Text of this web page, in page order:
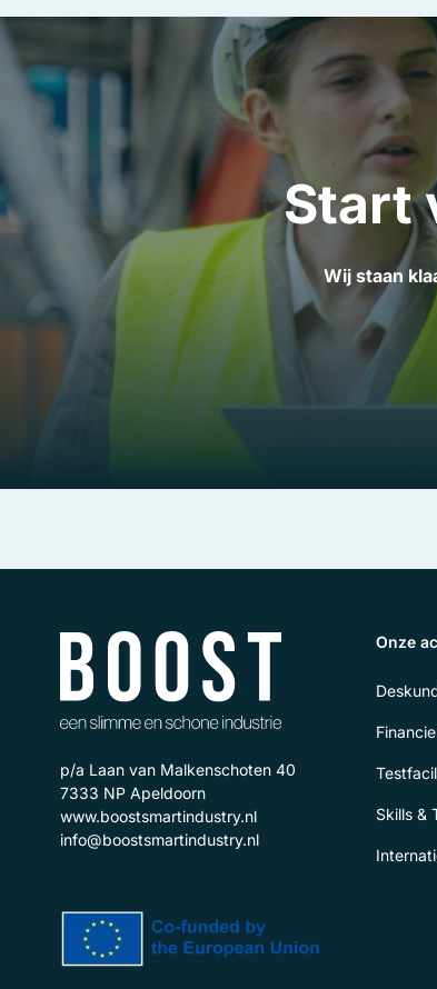
Start
Wij staan
p/a Laan van Malkenschoten 40
7333 NP Apeldoorn
www.boostsmartindustry.nl
info@boostsmartindustry.nl
Onze
Skills &